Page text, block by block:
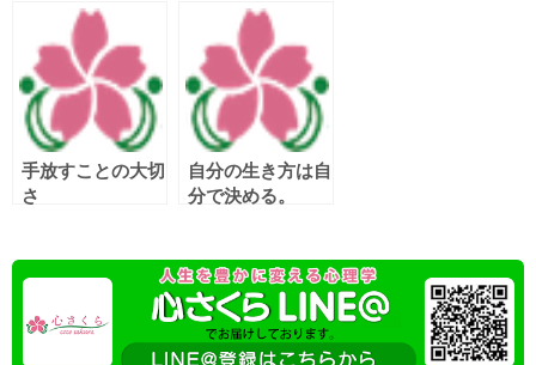
手放すことの大切
さ
自分の生き方は自
分で決める。